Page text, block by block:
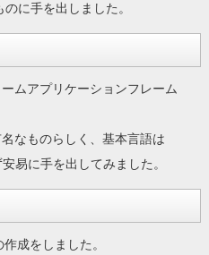
に手を出しました。
ムアプリケーションフレーム
なものらしく、基本言語は
易に手を出してみました。
成をしました。